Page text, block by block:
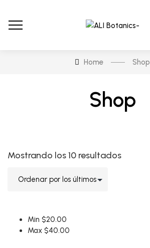
Home Shop
Shop
$98 $20 $40 4
28
51
75
98
Mostrando los 10 resultados
Min $20.00
Max $40.00